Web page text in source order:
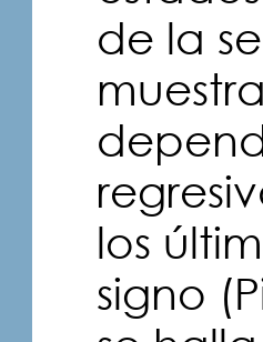
de la
los
signo